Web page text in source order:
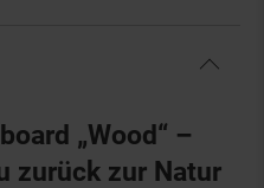
„Wood“ –
zurück zur Natur